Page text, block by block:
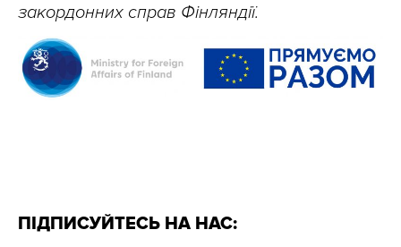
закордонних справ Фінляндії.
ПІДПИСУЙТЕСЬ НА НАС: